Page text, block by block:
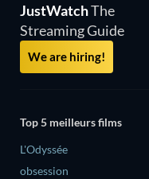
JustWatchThe
Streaming Guide
We are hiring!
Top 5 meilleurs films
L'Odyssée
obsession